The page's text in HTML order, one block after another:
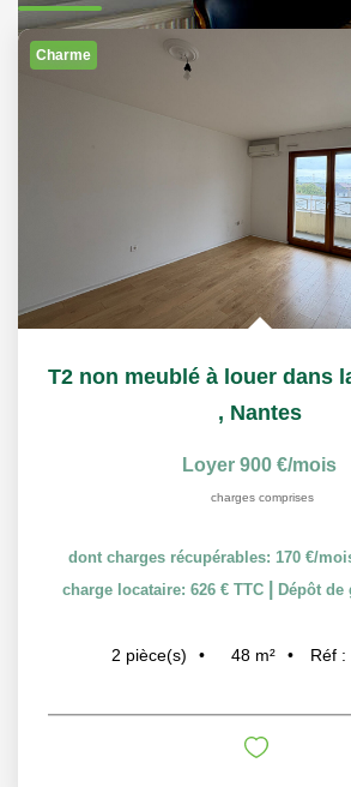
Charme
, Nantes
Loyer 900 €/mois
charges comprises
dont charges récupérables: 170 €/
charge locataire: 626 € TTC
Dépôt de
2 pièce(s) 48 m² Réf :